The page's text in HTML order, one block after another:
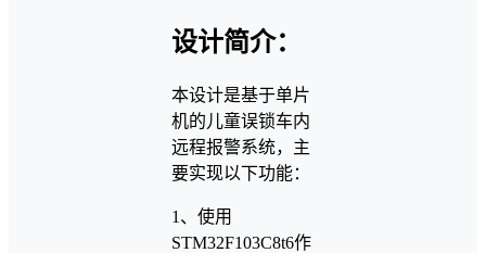
设计简介：
本设计是基于单片
机的儿童误锁车内
远程报警系统，主
要实现以下功能：
1、使用
STM32F103C8t6作